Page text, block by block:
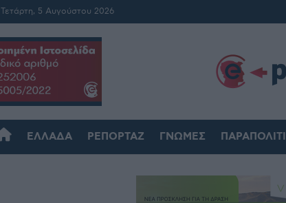
Τετάρτη, 5 Αυγούστου 2026
ΕΛΛΆΔΑ ΡΕΠΟΡΤΆΖ ΓΝΏΜΕΣ